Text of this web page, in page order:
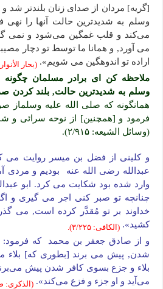
[گریه] مردان از صدای زنان بلندتر شد
وسلم به شدیدترین حالت آنها را
می‌کند و قلب غمگین می‌شود و نمی
می آورد, و همانا ما توسط تو دچار
اراده تو اندوهگین می شویم».(بحار الأنوار: ۸۲/۱۰۰-
ملاحظه کن ای برادر مسلمان
وسلم به شدیدترین حالت, بلند کردن
همانگونه که صلى الله علیه
فرمود و [همچنین] از نوحه سرائی و
(وسائل الشیعه: ۲/۹۱۵).
و کلینی از فضل بن میسر روایت می
عبدالله رضی الله عنه بودیم و مردی
وارد شده بود شکایت می کرد. ابو
چنانچه تو صبر کنی اجر می گیری و
خداوند بر تو مُقدَّر کرده است, می
کشید».(الکافی: ۳/۲۲۵).
و از صادق جعفر بن محمد که فرمود:
شدن, پیش می برند [بطوری که] بلاء
بلاء و جزع بسوی کافر شدن پیش
می‌آید و او جزء و فزع می‌کند».(الذکری: